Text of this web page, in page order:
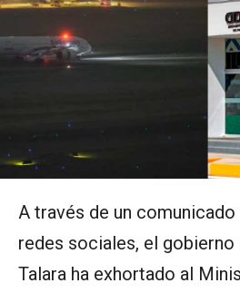
A través de un
redes sociales, el gobierno
Talara ha exhortado al